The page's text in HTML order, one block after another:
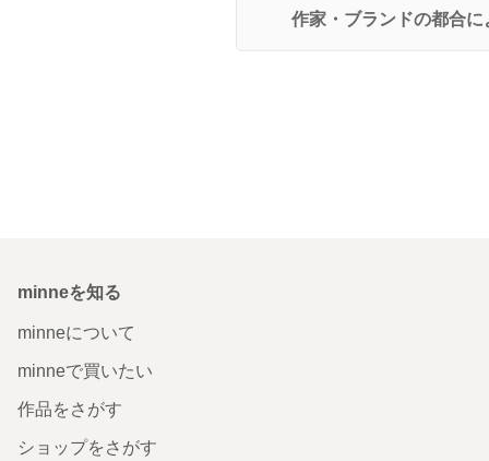
作家・ブランドの都合
minneを知る
minneについて
minneで買いたい
作品をさがす
ショップをさがす